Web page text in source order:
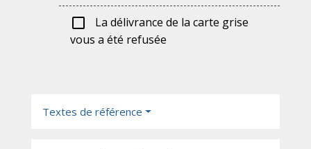
check_box_outline_blank
La délivrance de la carte grise
vous a été refusée
Textes de référence